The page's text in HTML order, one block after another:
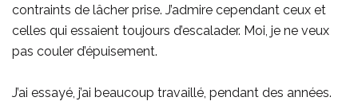
contraints de lâcher prise. J’admire cependant ceux et
celles qui essaient toujours d’escalader. Moi, je ne veux
pas couler d’épuisement.
J’ai essayé, j’ai beaucoup travaillé, pendant des années.